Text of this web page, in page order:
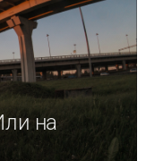
на